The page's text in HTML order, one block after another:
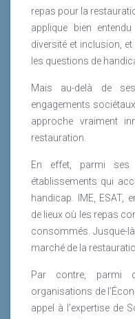
repas pour la
applique bien
diversité et inclusion,
les questions de
Mais au-delà de
engagements
approche vraiment
restauration.
En effet, parmi ses
établissements qui
handicap. IME, ESAT,
de lieux où les repas
consommés. Jusque-
marché de la
Par contre, parmi
organisations de
appel à l’expertise de